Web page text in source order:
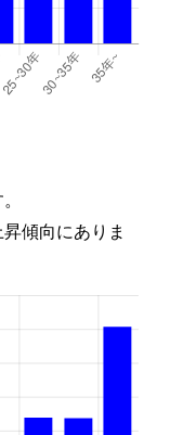
傾向にありま